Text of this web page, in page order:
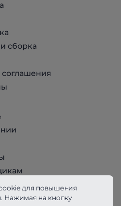
сборка
соглашения
HomeHit
для повышения
Нажимая на кнопку